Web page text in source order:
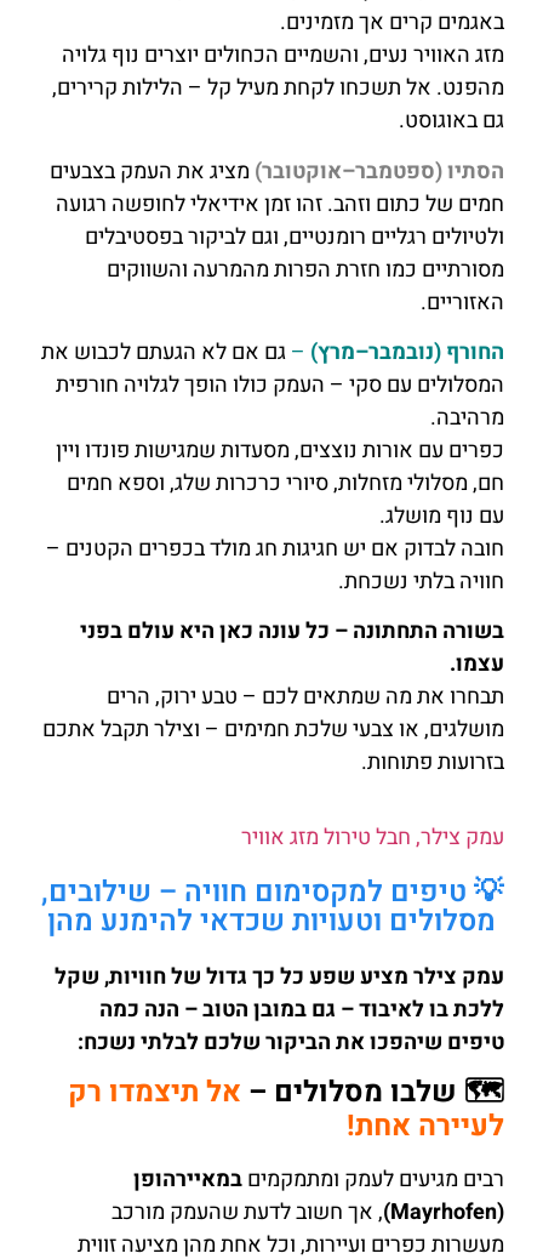
באגמים קרים אך מזמינים.
מזג האוויר נעים, והשמיים הכחולים יוצרים נוף גלויה
מהפנט. אל תשכחו לקחת מעיל קל – הלילות קרירים,
גם באוגוסט.
הסתיו (ספטמבר–אוקטובר) מציג את העמק בצבעים
חמים של כתום וזהב. זהו זמן אידיאלי לחופשה רגועה
ולטיולים רגליים רומנטיים, וגם לביקור בפסטיבלים
מסורתיים כמו חזרת הפרות מהמרעה והשווקים
האזוריים.
החורף (נובמבר–מרץ) –גם אם לא הגעתם לכבוש את
המסלולים עם סקי – העמק כולו הופך לגלויה חורפית
מרהיבה.
כפרים עם אורות נוצצים, מסעדות שמגישות פונדו ויין
חם, מסלולי מזחלות, סיורי כרכרות שלג, וספא חמים
עם נוף מושלג.
חובה לבדוק אם יש חגיגות חג מולד בכפרים הקטנים –
חוויה בלתי נשכחת.
בשורה התחתונה – כל עונה כאן היא עולם בפני
עצמו.
תבחרו את מה שמתאים לכם – טבע ירוק, הרים
מושלגים, או צבעי שלכת חמימים – וצילר תקבל אתכם
בזרועות פתוחות.
עמק צילר, חבל טירול מזג אוויר
💡 טיפים למקסימום חוויה – שילובים,
מסלולים וטעויות שכדאי להימנע מהן
עמק צילר מציע שפע כל כך גדול של חוויות, שקל
ללכת בו לאיבוד – גם במובן הטוב – הנה כמה
טיפים שיהפכו את הביקור שלכם לבלתי נשכח:
🗺️ שלבו מסלולים – אל תיצמדו רק
לעיירה אחת!
רבים מגיעים לעמק ומתמקמיםבמאיירהופן
(Mayrhofen)
, אך חשוב לדעת שהעמק מורכב
מעשרות כפרים ועיירות, וכל אחת מהן מציעה זווית